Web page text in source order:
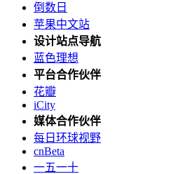
倒数日
苹果中文站
设计站点导航
蓝色理想
平台合作伙伴
花瓣
iCity
媒体合作伙伴
每日环球视野
cnBeta
一五一十